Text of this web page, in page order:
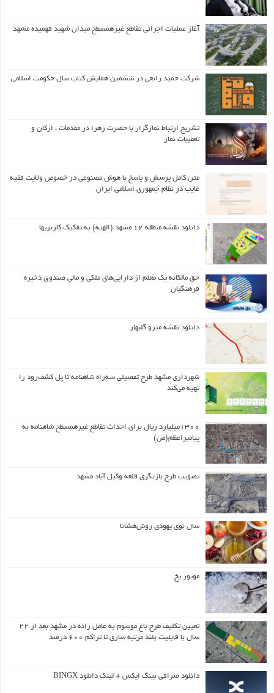
آغاز عملیات اجرائی تقاطع غیرهمسطح میدان شهید فهمیده مشهد
شرکت حمید رابعی در ششمین همایش کتاب سال حکومت اسلامی
تشریح ارتباط نمازگزار با حضرت زهرا در مقدمات ، ارکان و
تعقیبات نماز
متن کامل پرسش و پاسخ با هوش مصنوعی در خصوص ولایت فقیه
غایب در نظام جمهوری اسلامی ایران
دانلود نقشه منطقه ۱۲ مشهد (الهیه) به تفکیک کاربریها
حق مالکانه یک معلم از دارایی‌های ملکی و مالی صندوق ذخیره
فرهنگیان
دانلود نقشه مترو گلبهار
شهرداری مشهد طرح تفصیلی سه‌راه شاهنامه تا پل کشف‌رود را
تهیه می‌کند
۱۳۰۰میلیارد ریال برای احداث تقاطع غیرهمسطح شاهنامه به
پیامبراعظم(ص)
تصویب طرح بازنگری قلعه وکیل آباد مشهد
سال نوی یهودی روش‌هشانا
موتور یخ
تعیین تکلیف طرح باغ موسوم به عامل زاده در مشهد بعد از ۲۲
سال با قابلیت بلند مرتبه سازی تا تراکم ۶۰۰ درصد
دانلود صرافی بینگ ایکس + لینک دانلود BINGX